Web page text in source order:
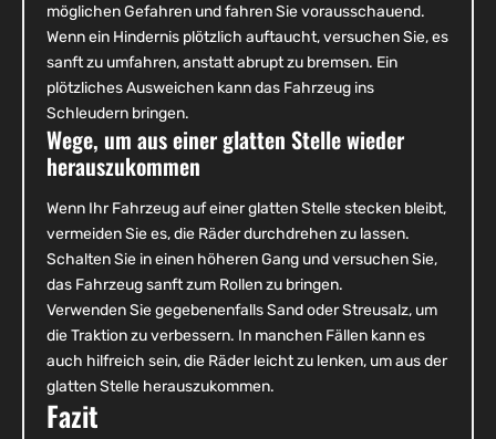
möglichen Gefahren und fahren Sie vorausschauend.
Wenn ein Hindernis plötzlich auftaucht, versuchen Sie, es
sanft zu umfahren, anstatt abrupt zu bremsen. Ein
plötzliches Ausweichen kann das Fahrzeug ins
Schleudern bringen.
Wege, um aus einer glatten Stelle wieder
herauszukommen
Wenn Ihr Fahrzeug auf einer glatten Stelle stecken bleibt,
vermeiden Sie es, die Räder durchdrehen zu lassen.
Schalten Sie in einen höheren Gang und versuchen Sie,
das Fahrzeug sanft zum Rollen zu bringen.
Verwenden Sie gegebenenfalls Sand oder Streusalz, um
die Traktion zu verbessern. In manchen Fällen kann es
auch hilfreich sein, die Räder leicht zu lenken, um aus der
glatten Stelle herauszukommen.
Fazit